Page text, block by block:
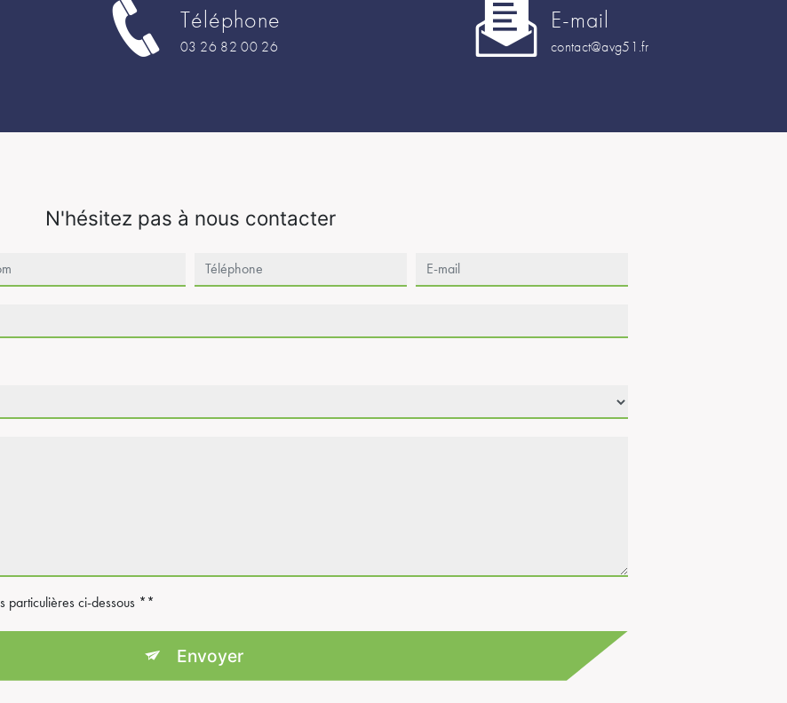
Téléphone
03 26 82 00 26
E-mail
contact@avg51.fr
N'hésitez pas à nous contacter
particulières ci-dessous **
Envoyer